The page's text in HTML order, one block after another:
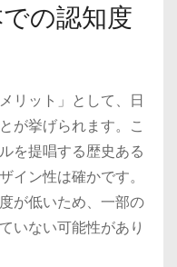
の認知度
リット」として、日
が挙げられます。こ
を提唱する歴史ある
イン性は確かです。
が低いため、一部の
いない可能性があり